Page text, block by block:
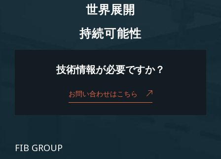
世界展開
世界展開
持続可能性
持続可能性
技術情報が必要ですか？
お問い合わせはこちら
FIB GROUP